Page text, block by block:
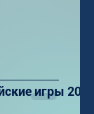
игры 2026: